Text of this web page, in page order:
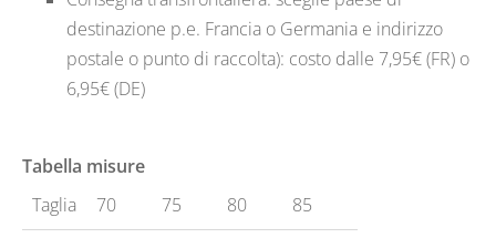
destinazione p.e. Francia o Germania e indirizzo
postale o punto di raccolta): costo dalle 7,95€ (FR) o
6,95€ (DE)
Tabella misure
Taglia
70 75 80
85